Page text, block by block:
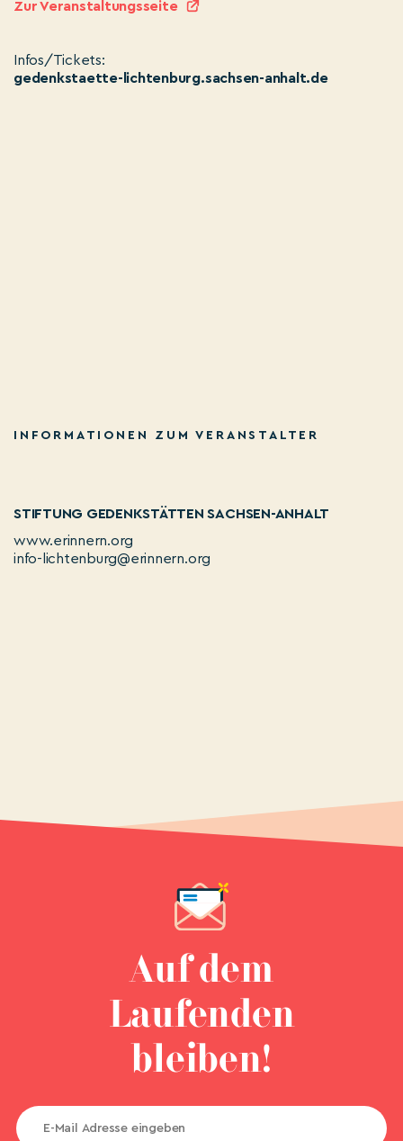
Zur Veranstaltungsseite
Infos/Tickets:
gedenkstaette-lichtenburg.sachsen-anhalt.de
INFORMATIONEN ZUM VERANSTALTER
STIFTUNG GEDENKSTÄTTEN SACHSEN-ANHALT
www.erinnern.org
info-lichtenburg@erinnern.org
Auf dem
Laufenden
bleiben!